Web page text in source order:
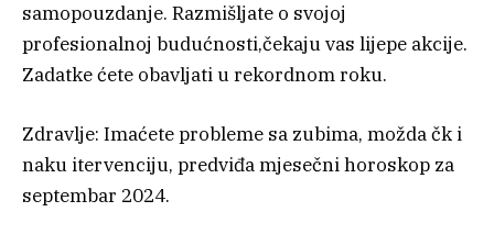
samopouzdanje. Razmišljate o svojoj
profesionalnoj budućnosti,čekaju vas lijepe akcije.
Zadatke ćete obavljati u rekordnom roku.
Zdravlje: Imaćete probleme sa zubima, možda čk i
naku itervenciju, predviđa mjesečni horoskop za
septembar 2024.